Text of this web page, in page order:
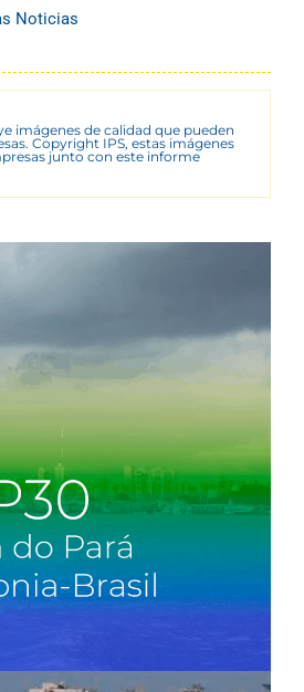
Noticias
imágenes de calidad que pueden
Copyright IPS, estas imágenes
junto con este informe